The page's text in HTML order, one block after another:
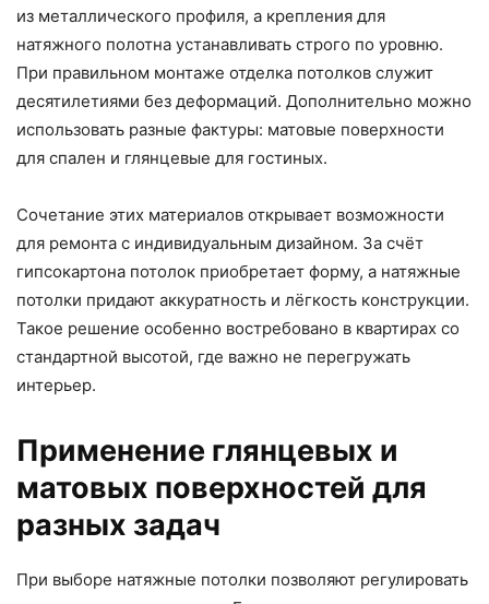
из металлического профиля, а крепления для
натяжного полотна устанавливать строго по уровню.
При правильном монтаже отделка потолков служит
десятилетиями без деформаций. Дополнительно можно
использовать разные фактуры: матовые поверхности
для спален и глянцевые для гостиных.
Сочетание этих материалов открывает возможности
для ремонта с индивидуальным дизайном. За счёт
гипсокартона потолок приобретает форму, а натяжные
потолки придают аккуратность и лёгкость конструкции.
Такое решение особенно востребовано в квартирах со
стандартной высотой, где важно не перегружать
интерьер.
Применение глянцевых и
матовых поверхностей для
разных задач
При выборе натяжные потолки позволяют регулировать